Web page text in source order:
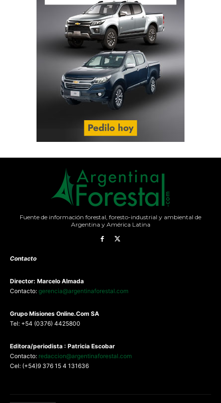
Fuente de información forestal, foresto-industrial y ambiental de
Argentina y América Latina
Contacto
Director: Marcelo Almada
Contacto: gerencia@argentinaforestal.com
Grupo Misiones Online.Com SA
Tel: +54 (0376) 4425800
Editora/periodista : Patricia Escobar
Contacto: redaccion@argentinaforestal.com
Cel: (+54)9 376 15 4 131636